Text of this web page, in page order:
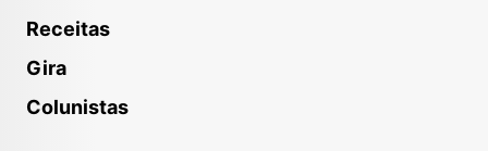
Receitas
Gira
Colunistas